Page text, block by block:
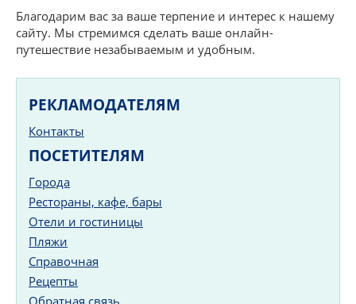
Благодарим вас за ваше терпение и интерес к нашему
сайту. Мы стремимся сделать ваше онлайн-
путешествие незабываемым и удобным.
РЕКЛАМОДАТЕЛЯМ
Контакты
ПОСЕТИТЕЛЯМ
Города
Рестораны, кафе, бары
Отели и гостиницы
Пляжи
Справочная
Рецепты
Обратная связь